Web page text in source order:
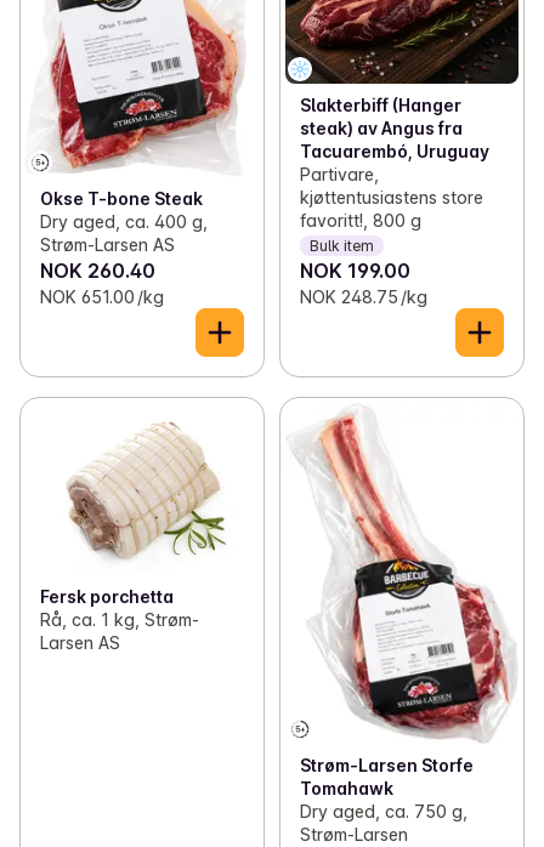
Okse T-bone Steak
Dry aged, ca. 400 g,
Strøm-Larsen AS
NOK 260.40
NOK 651.00 /kg
Slakterbiff (Hanger
steak) av Angus fra
Tacuarembó, Uruguay
Partivare,
kjøttentusiastens store
favoritt!, 800 g
Bulk item
NOK 199.00
NOK 248.75 /kg
Fersk porchetta
Rå, ca. 1 kg, Strøm-
Larsen AS
Strøm-Larsen Storfe
Tomahawk
Dry aged, ca. 750 g,
Strøm-Larsen